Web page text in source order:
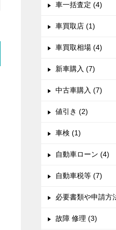
車一括査定 (4)
車買取店 (1)
車買取相場 (4)
新車購入 (7)
中古車購入 (7)
値引き (2)
車検 (1)
自動車ローン (4)
自動車税等 (7)
必要書類や申請方
故障 修理 (3)